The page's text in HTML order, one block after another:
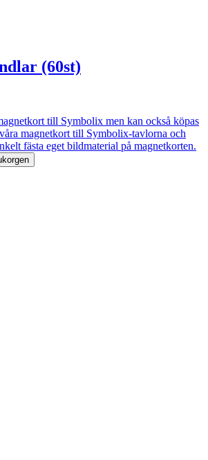
(60st)
till Symbolix men kan också köpas
magnetkort till Symbolix-tavlorna och
fästa eget bildmaterial på magnetkorten.